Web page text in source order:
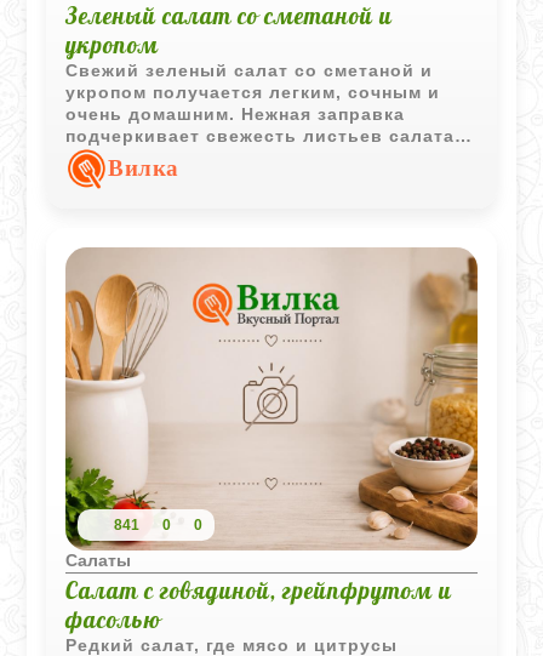
Зеленый салат со сметаной и
укропом
Свежий зеленый салат со сметаной и
укропом получается легким, сочным и
очень домашним. Нежная заправка
подчеркивает свежесть листьев салата и
делает вкус мягким и приятным.
Вилка
841 0 0
Салаты
Салат с говядиной, грейпфрутом и
фасолью
Редкий салат, где мясо и цитрусы